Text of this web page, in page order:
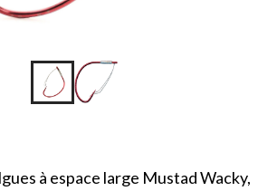
à espace large Mustad Wacky,